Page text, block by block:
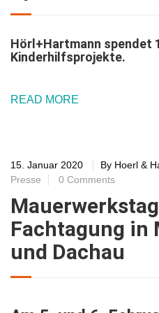
Hörl+Hartmann spendet
Kinderhilfsprojekte.
READ MORE
15. Januar 2020 By Hoerl &
Presse
0 Comments
Fachtagung in
und Dachau